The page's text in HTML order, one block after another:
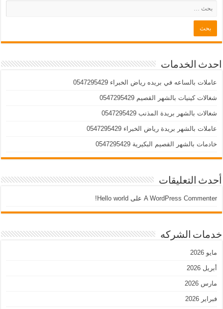
احدث الخدمات
عاملات بالساعه في بريده رياض الخبراء 0547295429
شغالات كينيات بالشهر القصيم 0547295429
شغالات بالشهر بريدة المذنب 0547295429
عاملات بالشهر بريدة رياض الخبراء 0547295429
خادمات بالشهر القصيم البكيرية 0547295429
أحدث التعليقات
A WordPress Commenter على Hello world!
خدمات الشركه
مايو 2026
أبريل 2026
مارس 2026
فبراير 2026